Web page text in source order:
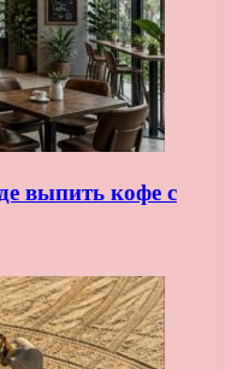
выпить кофе с